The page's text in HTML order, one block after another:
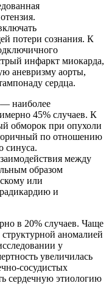
потери сознания. К
инфаркт миокарда,
аневризму аорты,
сердца.
наиболее
45% случаев. К
обморок при опухоли
по отношению
синуса.
между
образом
или
и
в 20% случаев. Чаще
аномалией
у
увеличилась
сосудистых
сердечную этиологию